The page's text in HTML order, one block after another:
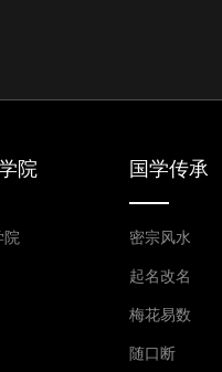
院
院
国学传承
密宗风水
起名改名
梅花易数
随口断